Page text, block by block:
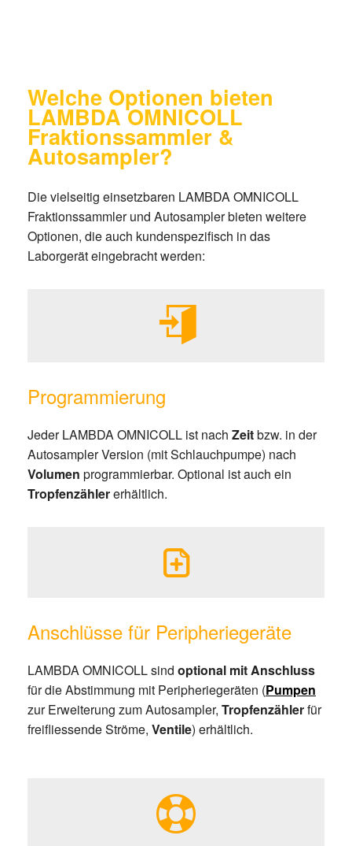
Welche Optionen bieten
LAMBDA OMNICOLL
Fraktionssammler &
Autosampler?
Die vielseitig einsetzbaren LAMBDA OMNICOLL
Fraktionssammler und Autosampler bieten weitere
Optionen, die auch kundenspezifisch in das
Laborgerät eingebracht werden:
Programmierung
Jeder LAMBDA OMNICOLL ist nach Zeitbzw. in der
Autosampler Version (mit Schlauchpumpe) nach
Volumen programmierbar. Optional ist auch ein
Tropfenzählererhältlich.
Anschlüsse für Peripheriegeräte
LAMBDA OMNICOLL sind optional mit Anschluss
für die Abstimmung mit Peripheriegeräten (Pumpen
zur Erweiterung zum Autosampler, Tropfenzählerfür
freifliessende Ströme, Ventile) erhältlich.